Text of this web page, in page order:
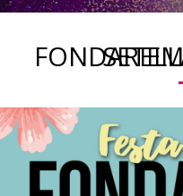
FONDARELLA